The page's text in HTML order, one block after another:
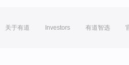
关于有道 Investors 有道智选